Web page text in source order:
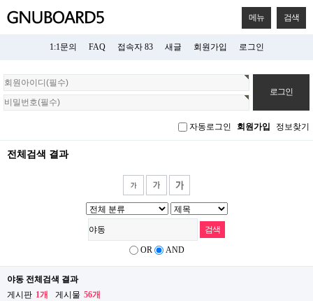
메뉴 검색
1:1문의 FAQ 접속자 83 새글 회원가입 로그인
회
원
로
자동로그인 회원가입 정보찾기
전체검색 결과
OR AND
야동 전체검색 결과
게시판 1개 게시물 56개